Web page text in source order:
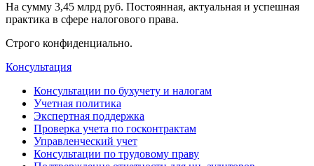
На сумму 3,45 млрд руб. Постоянная, актуальная и успешная
практика в сфере налогового права.
Строго конфиденциально.
Консультация
Консультации по бухучету и налогам
Учетная политика
Экспертная поддержка
Проверка учета по госконтрактам
Управленческий учет
Консультации по трудовому праву